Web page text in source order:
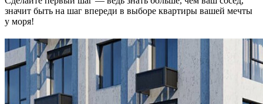
значит быть на шаг впереди в выборе квартиры вашей мечты
у моря!